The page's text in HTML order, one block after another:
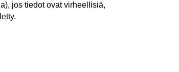
jos tiedot ovat virheellisiä,